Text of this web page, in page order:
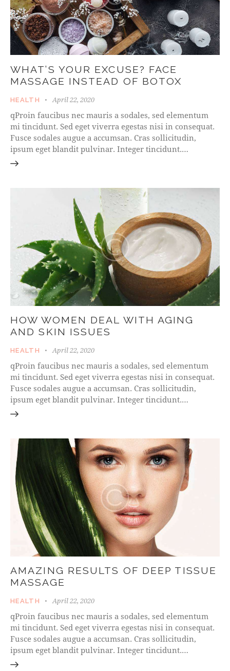
WHAT’S YOUR EXCUSE? FACE
MASSAGE INSTEAD OF BOTOX
HEALTH April 22, 2020
qProin faucibus nec mauris a sodales, sed elementum
mi tincidunt. Sed eget viverra egestas nisi in consequat.
Fusce sodales augue a accumsan. Cras sollicitudin,
ipsum eget blandit pulvinar. Integer tincidunt.…
HOW WOMEN DEAL WITH AGING
AND SKIN ISSUES
HEALTH April 22, 2020
qProin faucibus nec mauris a sodales, sed elementum
mi tincidunt. Sed eget viverra egestas nisi in consequat.
Fusce sodales augue a accumsan. Cras sollicitudin,
ipsum eget blandit pulvinar. Integer tincidunt.…
AMAZING RESULTS OF DEEP TISSUE
MASSAGE
HEALTH April 22, 2020
qProin faucibus nec mauris a sodales, sed elementum
mi tincidunt. Sed eget viverra egestas nisi in consequat.
Fusce sodales augue a accumsan. Cras sollicitudin,
ipsum eget blandit pulvinar. Integer tincidunt.…